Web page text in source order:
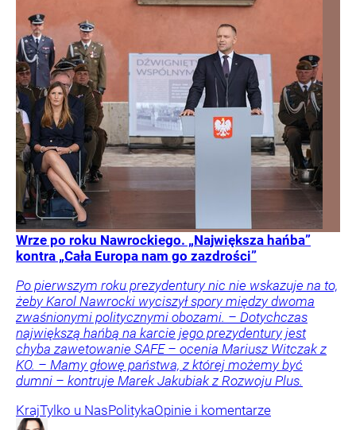
Wrze po roku Nawrockiego. „Największa hańba”
kontra „Cała Europa nam go zazdrości”
Po pierwszym roku prezydentury nic nie wskazuje na to,
żeby Karol Nawrocki wyciszył spory między dwoma
zwaśnionymi politycznymi obozami. – Dotychczas
największą hańbą na karcie jego prezydentury jest
chyba zawetowanie SAFE – ocenia Mariusz Witczak z
KO. – Mamy głowę państwa, z której możemy być
dumni – kontruje Marek Jakubiak z Rozwoju Plus.
KrajTylko u NasPolitykaOpinie i komentarze